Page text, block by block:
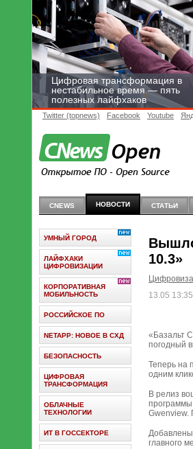
Цифровая трансформация в
нестабильное время — пять
полезных лайфхаков
Twitter (topnews) Facebook Youtube
CNEWS НОВОСТИ СТАТЬИ
10.3»
13.05
«Базальт
погодный
Теперь на
одним
В релиз
программы
Gwenview.
главного
УМНЫЙ ГОРОД
ЛАЙФХАКИ
ЦИФРОВИЗАЦИИ
КОРПОРАТИВНАЯ
МОБИЛЬНОСТЬ
РОССИЙСКОЕ ПО
NETAPP: НОВОЕ В СХД
БЕЗОПАСНОСТЬ
ЦИФРОВАЯ
ТРАНСФОРМАЦИЯ
ОБЛАЧНЫЕ
ТЕХНОЛОГИИ
ИТ В ГОССЕКТОРЕ